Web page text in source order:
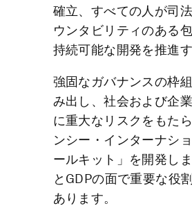
確立、すべての人が司
ウンタビリティのある
持続可能な開発を推進
強固なガバナンスの枠
み出し、社会および企
に重大なリスクをもた
ンシー・インターナシ
ールキット」を開発し
とGDPの面で重要な役
あります。